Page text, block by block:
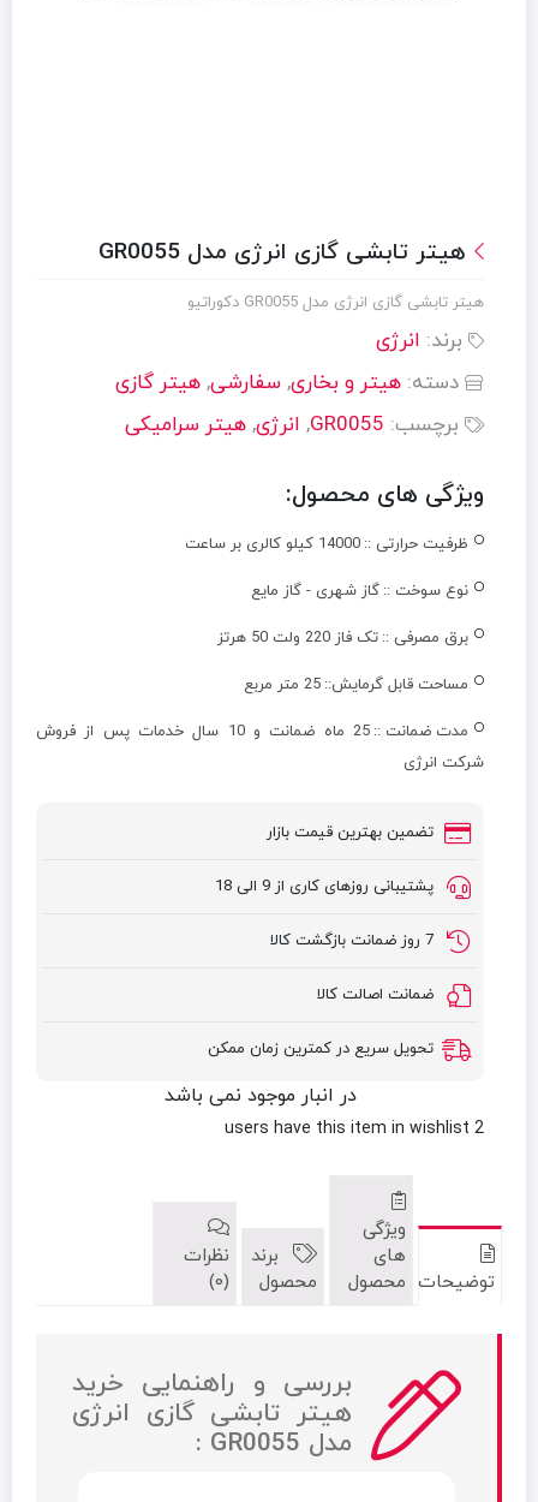
هیتر تابشی گازی انرژی مدل GR0055
هیتر تابشی گازی انرژی مدل GR0055 دکوراتیو
برند: انرژی
دسته: هیتر و بخاری, سفارشی, هیتر گازی
برچسب: GR0055
, انرژی, هیتر سرامیکی
ویژگی های محصول:
ظرفیت حرارتی :: 14000 کیلو کالری بر ساعت
نوع سوخت :: گاز شهری - گاز مایع
برق مصرفی :: تک فاز 220 ولت 50 هرتز
مساحت قابل گرمایش:: 25 متر مربع
مدت ضمانت ::
25 ماه ضمانت و 10 سال خدمات پس از فروش
شرکت انرژی
تضمین بهترین قیمت بازار
پشتیبانی روزهای کاری از 9 الی 18
7 روز ضمانت بازگشت کالا
ضمانت اصالت کالا
تحویل سریع در کمترین زمان ممکن
در انبار موجود نمی باشد
2 users
have this item in wishlist
توضیحات
ویژگی
های
محصول
برند
محصول
نظرات
(0)
بررسی و راهنمایی خرید
هیتر تابشی گازی انرژی
مدل GR0055 :